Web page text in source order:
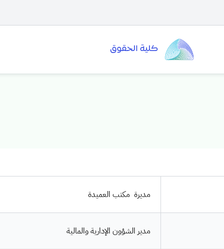
مديرة مكتب العميدة
مدير الشؤون الإدارية والمالية